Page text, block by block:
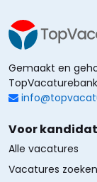
Gemaakt en
Voor
Alle vacatures
Vacatures zoeken